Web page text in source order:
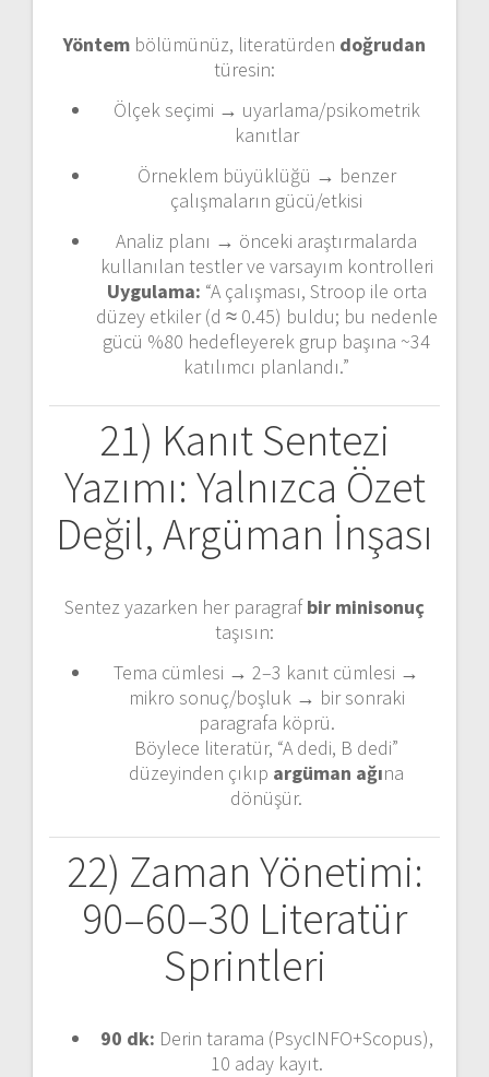
Yöntem bölümünüz, literatürden doğrudan
türesin:
Ölçek seçimi → uyarlama/psikometrik
kanıtlar
Örneklem büyüklüğü → benzer
çalışmaların gücü/etkisi
Analiz planı → önceki araştırmalarda
kullanılan testler ve varsayım kontrolleri
Uygulama: “A çalışması, Stroop ile orta
düzey etkiler (d ≈ 0.45) buldu; bu nedenle
gücü %80 hedefleyerek grup başına ~34
katılımcı planlandı.”
21) Kanıt Sentezi
Yazımı: Yalnızca Özet
Değil, Argüman İnşası
Sentez yazarken her paragrafbir minisonuç
taşısın:
Tema cümlesi → 2–3 kanıt cümlesi →
mikro sonuç/boşluk → bir sonraki
paragrafa köprü.
Böylece literatür, “A dedi, B dedi”
düzeyinden çıkıp argüman ağına
dönüşür.
22) Zaman Yönetimi:
90–60–30 Literatür
Sprintleri
90 dk: Derin tarama (PsycINFO+Scopus),
10 aday kayıt.